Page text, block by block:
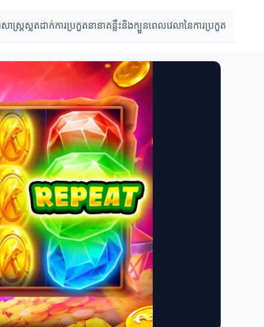
សាស្រ្តស្លតដាក់ការប្រកួតនានាគន្លឹះនិងក្បួនពេលវេលានៃការប្រកួត